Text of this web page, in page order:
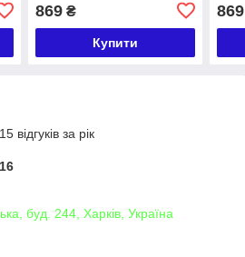
869₴
Купити
869
відгуків за рік
буд. 244, Харків, Україна